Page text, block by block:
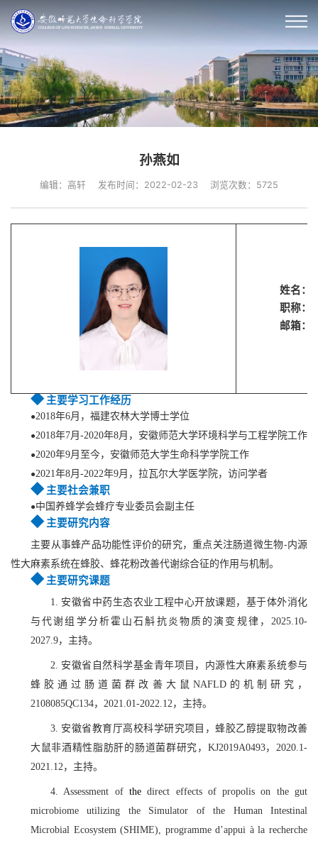
孙燕如
编辑：高轩 发布时间：2022-02-23 浏览次数： 5725
姓名：
职称：
邮箱：
◆主要学习工作经历
●2018年6月，福建农林大学博士学位
●2018年7月-2020年8月，安徽师范大学环境科学与工程学院工作
●2020年9月 至今， 安徽师范大学生命科学学院工作
●2021年8月-2022年9月，拉瓦尔大学医学院，访问学者
◆主要社会兼职
●中国养蜂学会蜂疗专业委员会副主任
◆主要研究内容
主要从事蜂产品功能性评价的研究，重点关注肠道微生物-内源
性大麻素系统在蜂胶、蜂花粉改善代谢综合征的作用与机制。
◆主要研究课题
1. 安徽省中药生态农业工程中心开放课题，基于体外消化
与代谢组学分析霍山石斛抗炎物质的演变规律，2025.10-
2027.9，主持。
2. 安徽省自然科学基金青年项目，内源性大麻素系统参与
蜂胶通过肠道菌群改善大鼠NAFLD的机制研究，
2108085QC134，2021.01-2022.12，主持。
3. 安徽省教育厅高校科学研究项目，蜂胶乙醇提取物改善
大鼠非酒精性脂肪肝的肠道菌群研究，KJ2019A0493，2020.1-
2021.12，主持。
4.Assessment of thedirect effects of propolis on the gut
microbiome utilizing the Simulator of the Human Intestinal
Microbial Ecosystem (SHIME), programme d’appui à la recherche